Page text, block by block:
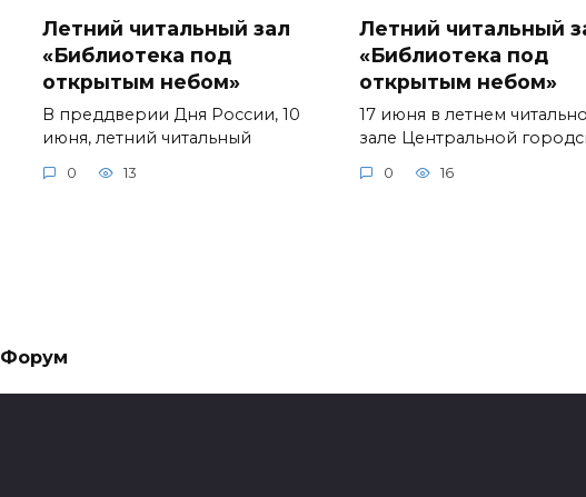
Летний читальный зал
«Библиотека под
открытым небом»
В преддверии Дня России, 10
июня, летний читальный
0 13
Летний читальный
«Библиотека под
открытым небом»
17 июня в летнем
зале Центральной
0 16
Форум